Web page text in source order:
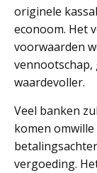
originele
econoom. Het
voorwaarden
vennootschap,
waardevoller.
Veel banken
komen
vergoeding.